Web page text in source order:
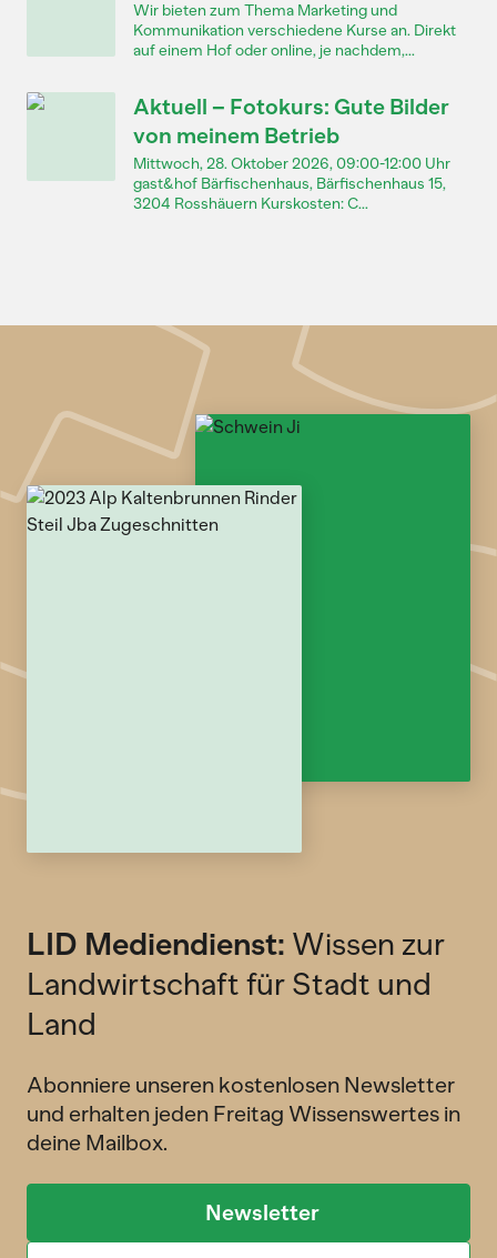
Wir bieten zum Thema Marketing und
Kommunikation verschiedene Kurse an. Direkt
auf einem Hof oder online, je nachdem,...
Aktuell – Fotokurs: Gute Bilder
von meinem Betrieb
Mittwoch, 28. Oktober 2026, 09:00-12:00 Uhr
gast&hof Bärfischenhaus, Bärfischenhaus 15,
3204 Rosshäuern Kurskosten: C...
LID Mediendienst: Wissen zur
Landwirtschaft für Stadt und
Land
Abonniere unseren kostenlosen Newsletter
und erhalten jeden Freitag Wissenswertes in
deine Mailbox.
Newsletter